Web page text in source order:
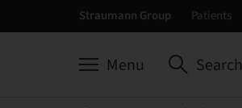
Straumann Group Patients
Menu Search